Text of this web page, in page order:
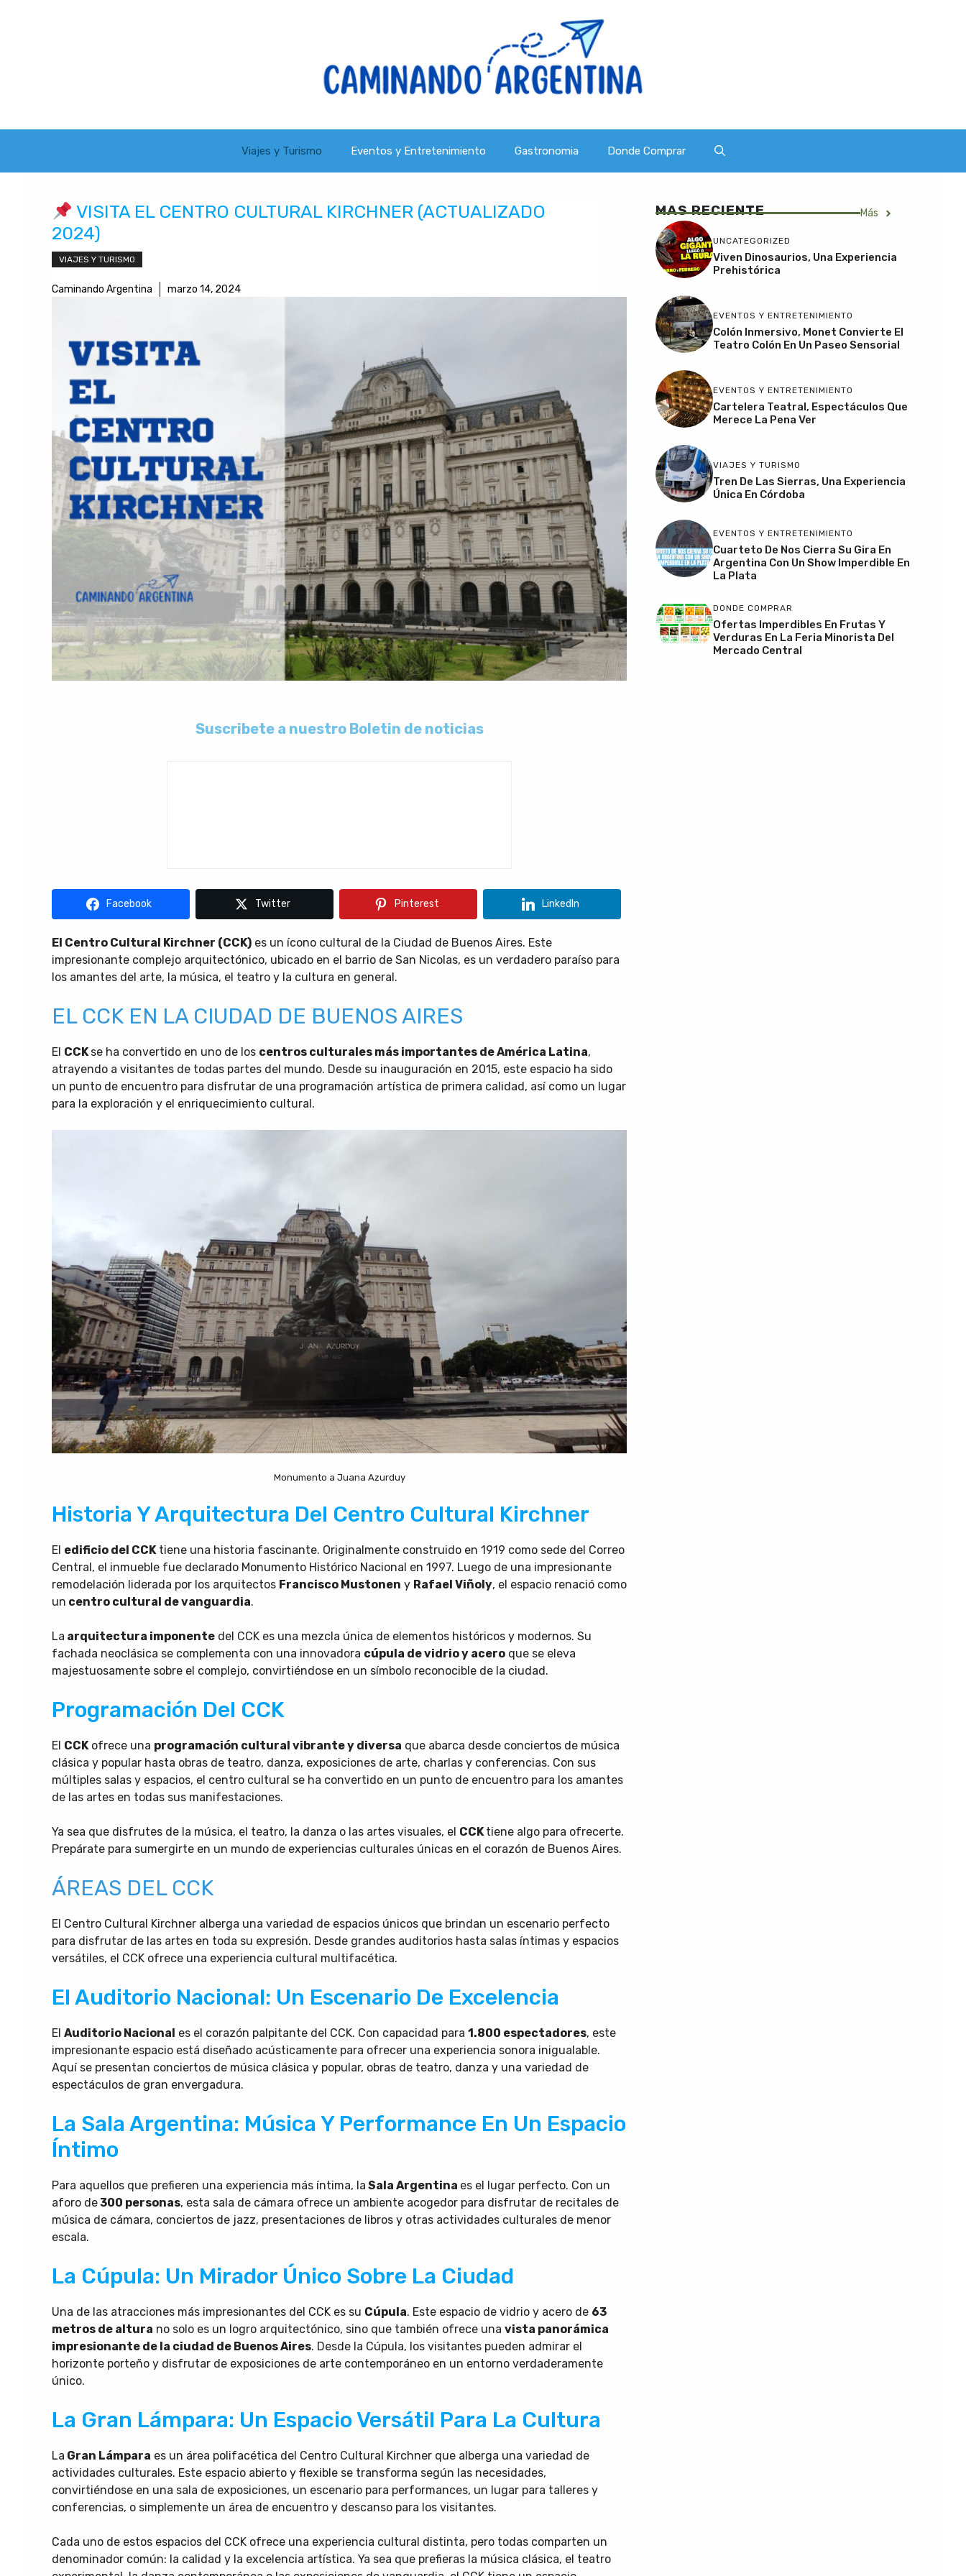
Viajes y Turismo Eventos y Entretenimiento Gastronomia Donde Comprar
VISITA EL CENTRO CULTURAL KIRCHNER (ACTUALIZADO
2024)
VIAJES Y TURISMO
Caminando Argentina marzo 14, 2024
Suscribete a nuestro Boletin de noticias
Facebook Twitter Pinterest LinkedIn
El Centro Cultural Kirchner (CCK) es un ícono cultural de la Ciudad de Buenos Aires. Este
impresionante complejo arquitectónico, ubicado en el barrio de San Nicolas, es un verdadero paraíso para
los amantes del arte, la música, el teatro y la cultura en general.
EL CCK EN LA CIUDAD DE BUENOS AIRES
El CCK se ha convertido en uno de los centros culturales más importantes de América Latina,
atrayendo a visitantes de todas partes del mundo. Desde su inauguración en 2015, este espacio ha sido
un punto de encuentro para disfrutar de una programación artística de primera calidad, así como un lugar
para la exploración y el enriquecimiento cultural.
Monumento a Juana Azurduy
Historia Y Arquitectura Del Centro Cultural Kirchner
El edificio del CCK tiene una historia fascinante. Originalmente construido en 1919 como sede del Correo
Central, el inmueble fue declarado Monumento Histórico Nacional en 1997. Luego de una impresionante
remodelación liderada por los arquitectos Francisco Mustonen y Rafael Viñoly, el espacio renació como
un centro cultural de vanguardia.
La arquitectura imponente del CCK es una mezcla única de elementos históricos y modernos. Su
fachada neoclásica se complementa con una innovadora cúpula de vidrio y acero que se eleva
majestuosamente sobre el complejo, convirtiéndose en un símbolo reconocible de la ciudad.
Programación Del CCK
El CCK ofrece una programación cultural vibrante y diversa que abarca desde conciertos de música
clásica y popular hasta obras de teatro, danza, exposiciones de arte, charlas y conferencias. Con sus
múltiples salas y espacios, el centro cultural se ha convertido en un punto de encuentro para los amantes
de las artes en todas sus manifestaciones.
Ya sea que disfrutes de la música, el teatro, la danza o las artes visuales, el CCK tiene algo para ofrecerte.
Prepárate para sumergirte en un mundo de experiencias culturales únicas en el corazón de Buenos Aires.
ÁREAS DEL CCK
El Centro Cultural Kirchner alberga una variedad de espacios únicos que brindan un escenario perfecto
para disfrutar de las artes en toda su expresión. Desde grandes auditorios hasta salas íntimas y espacios
versátiles, el CCK ofrece una experiencia cultural multifacética.
El Auditorio Nacional: Un Escenario De Excelencia
El Auditorio Nacional es el corazón palpitante del CCK. Con capacidad para 1.800 espectadores, este
impresionante espacio está diseñado acústicamente para ofrecer una experiencia sonora inigualable.
Aquí se presentan conciertos de música clásica y popular, obras de teatro, danza y una variedad de
espectáculos de gran envergadura.
La Sala Argentina: Música Y Performance En Un Espacio
Íntimo
Para aquellos que prefieren una experiencia más íntima, la Sala Argentina es el lugar perfecto. Con un
aforo de300 personas, esta sala de cámara ofrece un ambiente acogedor para disfrutar de recitales de
música de cámara, conciertos de jazz, presentaciones de libros y otras actividades culturales de menor
escala.
La Cúpula: Un Mirador Único Sobre La Ciudad
Una de las atracciones más impresionantes del CCK es su Cúpula. Este espacio de vidrio y acero de 63
metros de altura no solo es un logro arquitectónico, sino que también ofrece una vista panorámica
impresionante de la ciudad de Buenos Aires. Desde la Cúpula, los visitantes pueden admirar el
horizonte porteño y disfrutar de exposiciones de arte contemporáneo en un entorno verdaderamente
único.
La Gran Lámpara: Un Espacio Versátil Para La Cultura
La Gran Lámpara es un área polifacética del Centro Cultural Kirchner que alberga una variedad de
actividades culturales. Este espacio abierto y flexible se transforma según las necesidades,
convirtiéndose en una sala de exposiciones, un escenario para performances, un lugar para talleres y
conferencias, o simplemente un área de encuentro y descanso para los visitantes.
Cada uno de estos espacios del CCK ofrece una experiencia cultural distinta, pero todas comparten un
denominador común: la calidad y la excelencia artística. Ya sea que prefieras la música clásica, el teatro
MAS RECIENTE Más
UNCATEGORIZED
Viven Dinosaurios, Una Experiencia
Prehistórica
EVENTOS Y ENTRETENIMIENTO
Colón Inmersivo, Monet Convierte El
Teatro Colón En Un Paseo Sensorial
EVENTOS Y ENTRETENIMIENTO
Cartelera Teatral, Espectáculos Que
Merece La Pena Ver
VIAJES Y TURISMO
Tren De Las Sierras, Una Experiencia
Única En Córdoba
EVENTOS Y ENTRETENIMIENTO
Cuarteto De Nos Cierra Su Gira En
Argentina Con Un Show Imperdible En
La Plata
DONDE COMPRAR
Ofertas Imperdibles En Frutas Y
Verduras En La Feria Minorista Del
Mercado Central